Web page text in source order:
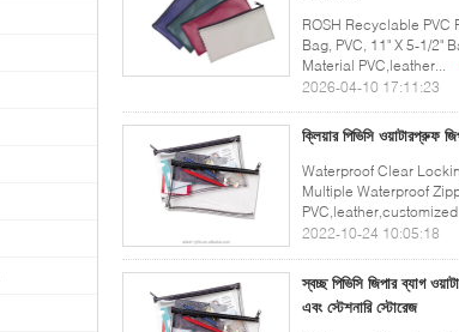
ROSH Recyclable
Bag, PVC, 11" X 5-1/2"
Material PVC,leather...
2026-04-10 17:11:23
ক্লিয়ার পিভিসি ওয়াটারপ্রুফ
Waterproof Clear
Multiple Waterproof
PVC,leather,customized
2022-10-24 10:05:18
স্বচ্ছ পিভিসি জিপার ব্যাগ
এবং স্টেশনারি স্টোরেজ